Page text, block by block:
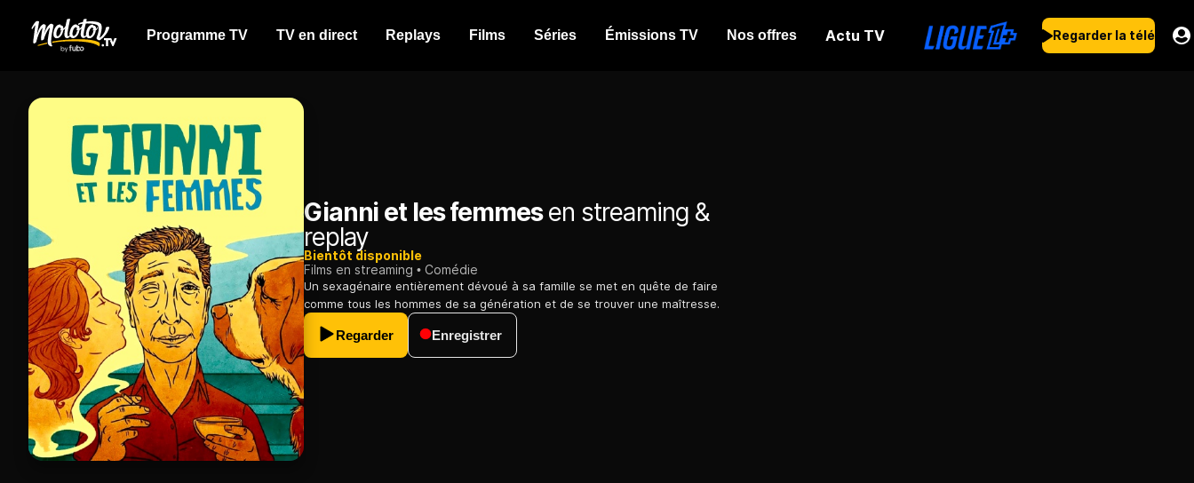
Programme TV TV en direct Replays Films Séries Émissions TV Nos offres Actu TV Regarder la télé
Gianni et les femmesen streaming &
replay
Bientôt disponible
Films en streaming
Comédie
Un sexagénaire entièrement dévoué à sa famille se met en quête de faire
comme tous les hommes de sa génération et de se trouver une maîtresse.
Regarder Enregistrer